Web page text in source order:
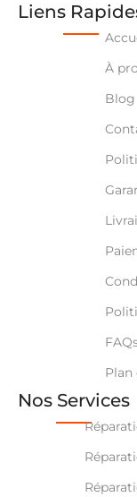
Liens
À
Blog
Plan
Nos Services